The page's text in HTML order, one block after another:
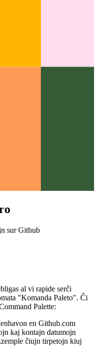
sur Github
al vi rapide serĉi
"Komanda Paleto". Ĉi
Palette:
en Github.com